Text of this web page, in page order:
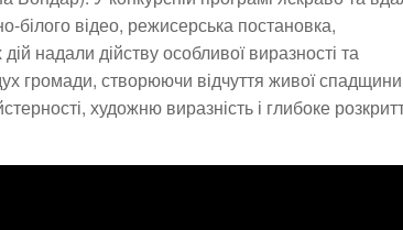
білого відео, режисерська постановка,
надали дійству особливої виразності та
громади, створюючи відчуття живої
художню виразність і глибоке